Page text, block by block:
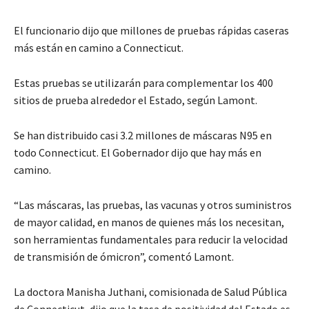
El funcionario dijo que millones de pruebas rápidas caseras
más están en camino a Connecticut.
Estas pruebas se utilizarán para complementar los 400
sitios de prueba alrededor el Estado, según Lamont.
Se han distribuido casi 3.2 millones de máscaras N95 en
todo Connecticut. El Gobernador dijo que hay más en
camino.
“Las máscaras, las pruebas, las vacunas y otros suministros
de mayor calidad, en manos de quienes más los necesitan,
son herramientas fundamentales para reducir la velocidad
de transmisión de ómicron”, comentó Lamont.
La doctora Manisha Juthani, comisionada de Salud Pública